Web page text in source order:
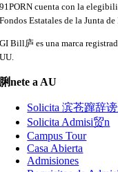
91PORN cuenta con la
Fondos Estatales de la Junta
GI Bill庐 es una marca
UU.
脷nete a AU
Solicita 滨苍蹿辞
Solicita Admisi贸n
Campus Tour
Casa Abierta
Admisiones